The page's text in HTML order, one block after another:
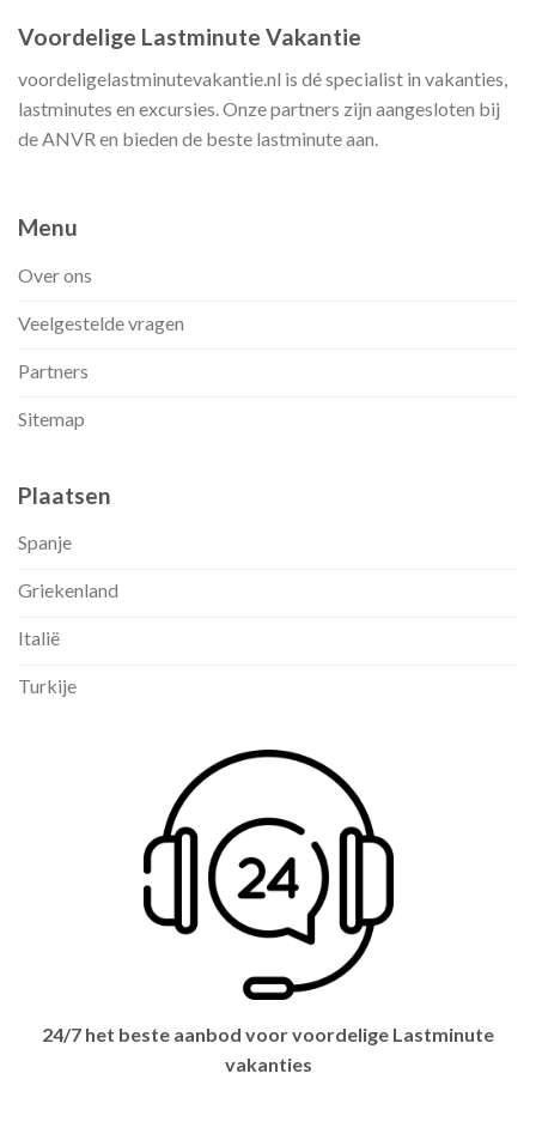
Voordelige Lastminute Vakantie
voordeligelastminutevakantie.nl is dé specialist in vakanties,
lastminutes en excursies. Onze partners zijn aangesloten bij
de ANVR en bieden de beste lastminute aan.
Menu
Over ons
Veelgestelde vragen
Partners
Sitemap
Plaatsen
Spanje
Griekenland
Italië
Turkije
24/7 het beste aanbod voor voordelige Lastminute
vakanties